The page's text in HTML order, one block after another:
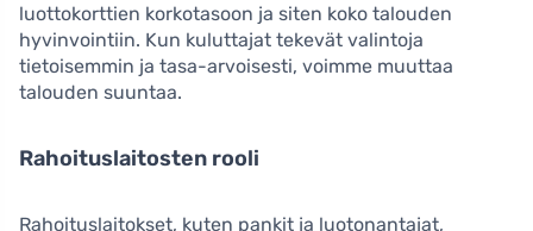
luottokorttien korkotasoon ja siten koko talouden
hyvinvointiin. Kun kuluttajat tekevät valintoja
tietoisemmin ja tasa-arvoisesti, voimme muuttaa
talouden suuntaa.
Rahoituslaitosten rooli
Rahoituslaitokset, kuten pankit ja luotonantajat,